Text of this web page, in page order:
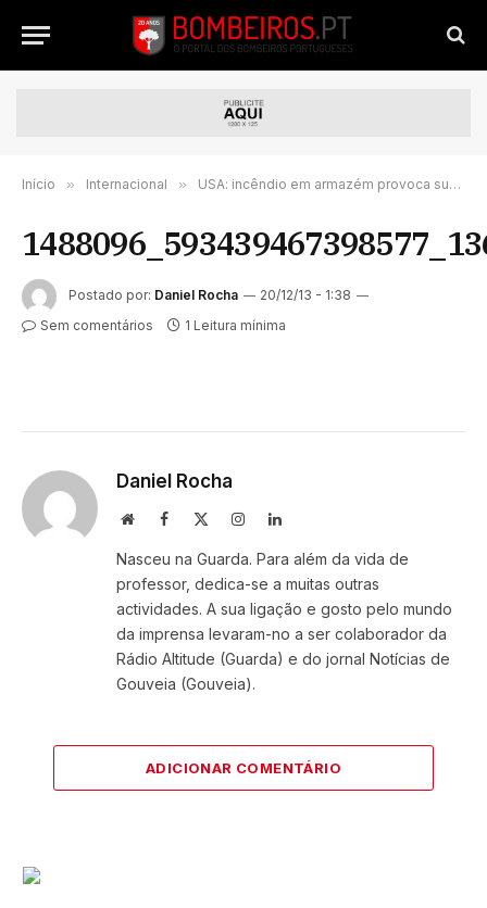
Início » Internacional » USA: incêndio em armazém provoca susto aos bombeiros
Postado por: Daniel Rocha
20/12/13 - 1:38
Sem comentários
1 Leitura mínima
Daniel Rocha
WebsiteFacebook InstagramLinkedIn
Nasceu na Guarda. Para além da vida de
professor, dedica-se a muitas outras
actividades. A sua ligação e gosto pelo mundo
da imprensa levaram-no a ser colaborador da
Rádio Altitude (Guarda) e do jornal Notícias de
Gouveia (Gouveia).
ADICIONAR COMENTÁRIO